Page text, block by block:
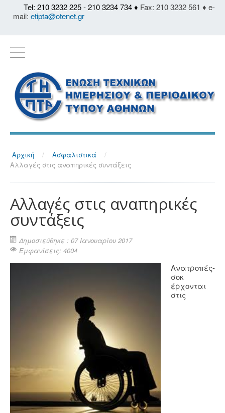
Tel: 210 3232 225 - 210 3234 734 ♦ Fax: 210 3232 561 ♦ e-
mail: etipta@otenet.gr
Αρχική / Ασφαλιστικά
/
Αλλαγές στις αναπηρικές συντάξεις
Αλλαγές στις αναπηρικές
συντάξεις
Δημοσιεύθηκε : 07 Ιανουαρίου 2017
Εμφανίσεις: 4004
Ανατροπές-
σοκ
έρχονται
στις